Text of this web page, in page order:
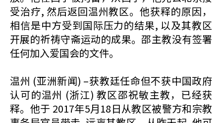
受治疗, 然后返回温州教区。他获释的原因，
相信是中方受到国际压力的结果, 以及其教区
开展的祈祷守斋运动的成果。邵主教没有签署
任何加入爱国会的文件。
温州 (亚洲新闻) –获教廷任命但不获中国政府
认可的温州 (浙江) 教区邵祝敏主教，已经获
释。他于 2017年5月18日从教区被警方和宗教